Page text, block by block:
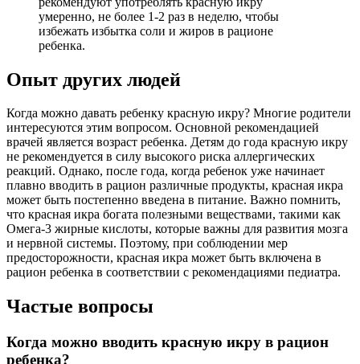
умеренно, не более 1-2 раз в неделю, чтобы
избежать избытка соли и жиров в рационе
ребенка.
Опыт других людей
Когда можно давать ребенку красную икру? Многие родители
интересуются этим вопросом. Основной рекомендацией
врачей является возраст ребенка. Детям до года красную икру
не рекомендуется в силу высокого риска аллергических
реакций. Однако, после года, когда ребенок уже начинает
плавно вводить в рацион различные продукты, красная икра
может быть постепенно введена в питание. Важно помнить,
что красная икра богата полезными веществами, такими как
Омега-3 жирные кислоты, которые важны для развития мозга
и нервной системы. Поэтому, при соблюдении мер
предосторожности, красная икра может быть включена в
рацион ребенка в соответствии с рекомендациями педиатра.
Частые вопросы
Когда можно вводить красную икру в рацион
ребенка?